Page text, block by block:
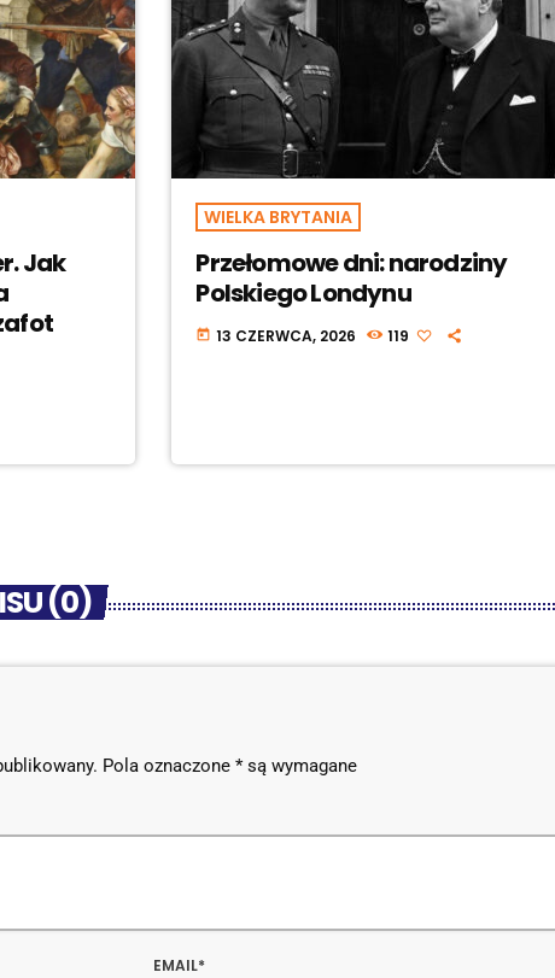
Jak
WIELKA BRYTANIA
Przełomowe dni: narodziny
Polskiego Londynu
today 13 CZERWCA, 2026 119
(0)
Pola oznaczone * są wymagane
EMAIL*